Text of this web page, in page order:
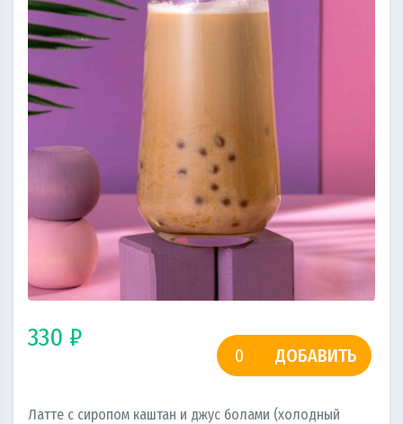
330 ₽
ДОБАВИТЬ
Латте с сиропом каштан и джус болами (холодный